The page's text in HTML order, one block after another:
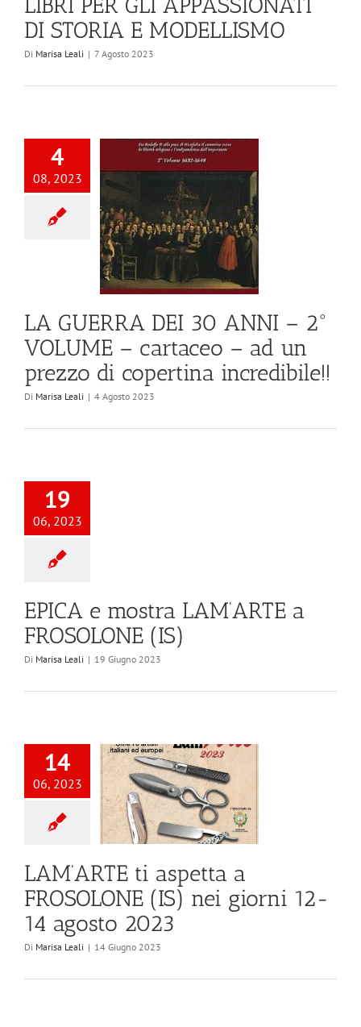
DI STORIA E MODELLISMO
Di Marisa Leali | 7 Agosto 2023
4
08, 2023
LA GUERRA DEI 30 ANNI – 2°
VOLUME – cartaceo – ad un
prezzo di copertina incredibile!!
Di Marisa Leali | 4 Agosto 2023
19
06, 2023
EPICA e mostra LAM’ARTE a
FROSOLONE (IS)
Di Marisa Leali | 19 Giugno 2023
14
06, 2023
LAM’ARTE ti aspetta a
FROSOLONE (IS) nei giorni 12-
14 agosto 2023
Di Marisa Leali | 14 Giugno 2023